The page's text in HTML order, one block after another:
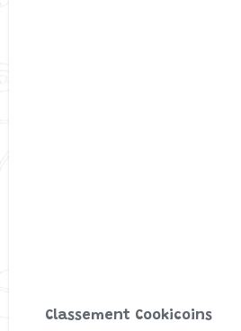
Classement Cookicoins